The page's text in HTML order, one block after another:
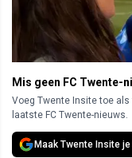
Mis geen FC Twente-
Voeg Twente Insite toe
laatste FC Twente-nieuws.
Maak Twente Insite